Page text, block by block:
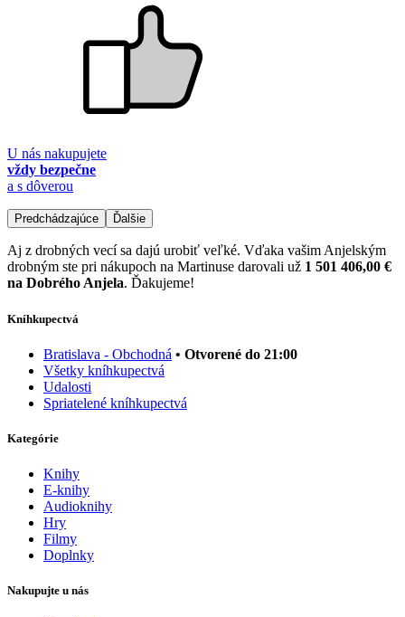
U nás nakupujete
vždy bezpečne
a s dôverou
Predchádzajúce Ďalšie
Aj z drobných vecí sa dajú urobiť veľké. Vďaka vašim Anjelským
drobným ste pri nákupoch na Martinuse darovali už 1 501 406,00 €
na Dobrého Anjela. Ďakujeme!
Kníhkupectvá
Bratislava - Obchodná • Otvorené do 21:00
Všetky kníhkupectvá
Udalosti
Spriatelené kníhkupectvá
Kategórie
Knihy
E-knihy
Audioknihy
Hry
Filmy
Doplnky
Nakupujte u nás